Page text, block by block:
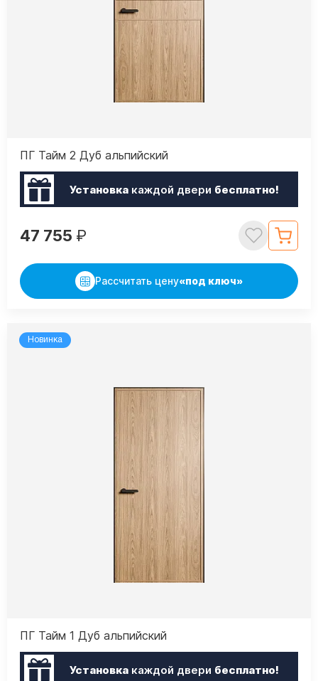
ПГ Тайм 2 Дуб альпийский
Установкакаждой двери бесплатно!
47 755 ₽
Рассчитать цену«под ключ»
Новинка
ПГ Тайм 1 Дуб альпийский
Установкакаждой двери бесплатно!